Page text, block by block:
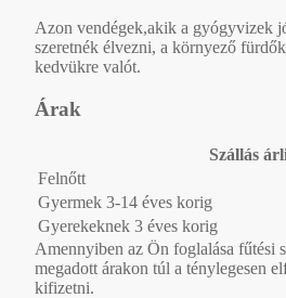
Azon vendégek,akik a gyógyvizek
szeretnék élvezni, a környező
kedvükre valót.
Árak
Szállás
Felnőtt
Gyermek 3-14 éves korig
Gyerekeknek 3 éves korig
Amennyiben az Ön foglalása fűtési
megadott árakon túl a ténylegesen
kifizetni.